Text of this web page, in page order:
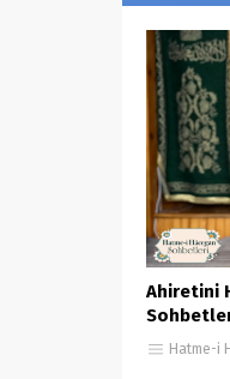
Ahiretini
Hatme-i